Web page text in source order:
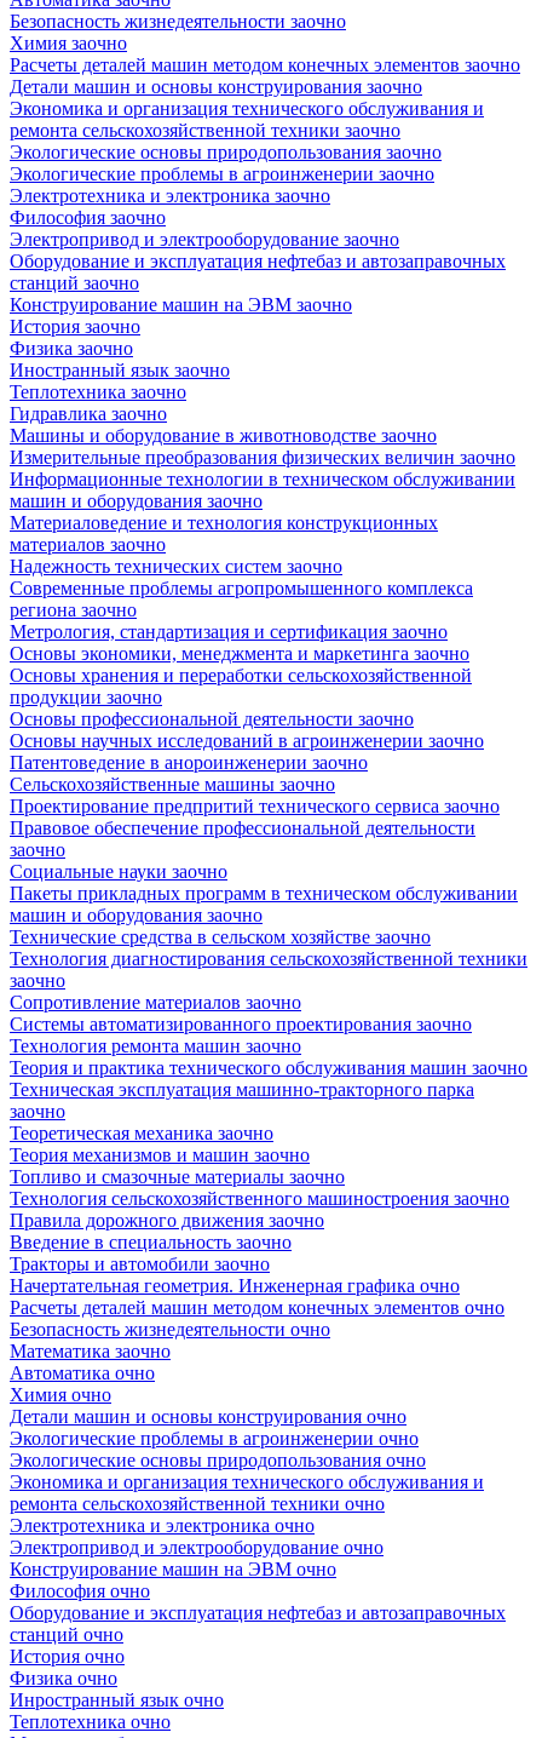
Безопасность жизнедеятельности заочно
Химия заочно
Расчеты деталей машин методом конечных элементов заочно
Детали машин и основы конструирования заочно
Экономика и организация технического обслуживания и
ремонта сельскохозяйственной техники заочно
Экологические основы природопользования заочно
Экологические проблемы в агроинженерии заочно
Электротехника и электроника заочно
Философия заочно
Электропривод и электрооборудование заочно
Оборудование и эксплуатация нефтебаз и автозаправочных
станций заочно
Конструирование машин на ЭВМ заочно
История заочно
Физика заочно
Иностранный язык заочно
Теплотехника заочно
Гидравлика заочно
Машины и оборудование в животноводстве заочно
Измерительные преобразования физических величин заочно
Информационные технологии в техническом обслуживании
машин и оборудования заочно
Материаловедение и технология конструкционных
материалов заочно
Надежность технических систем заочно
Современные проблемы агропромышенного комплекса
региона заочно
Метрология, стандартизация и сертификация заочно
Основы экономики, менеджмента и маркетинга заочно
Основы хранения и переработки сельскохозяйственной
продукции заочно
Основы профессиональной деятельности заочно
Основы научных исследований в агроинженерии заочно
Патентоведение в анороинженерии заочно
Сельскохозяйственные машины заочно
Проектирование предпритий технического сервиса заочно
Правовое обеспечение профессиональной деятельности
заочно
Социальные науки заочно
Пакеты прикладных программ в техническом обслуживании
машин и оборудования заочно
Технические средства в сельском хозяйстве заочно
Технология диагностирования сельскохозяйственной техники
заочно
Сопротивление материалов заочно
Системы автоматизированного проектирования заочно
Технология ремонта машин заочно
Теория и практика технического обслуживания машин заочно
Техническая эксплуатация машинно-тракторного парка
заочно
Теоретическая механика заочно
Теория механизмов и машин заочно
Топливо и смазочные материалы заочно
Технология сельскохозяйственного машиностроения заочно
Правила дорожного движения заочно
Введение в специальность заочно
Тракторы и автомобили заочно
Начертательная геометрия. Инженерная графика очно
Расчеты деталей машин методом конечных элементов очно
Безопасность жизнедеятельности очно
Математика заочно
Автоматика очно
Химия очно
Детали машин и основы конструирования очно
Экологические проблемы в агроинженерии очно
Экологические основы природопользования очно
Экономика и организация технического обслуживания и
ремонта сельскохозяйственной техники очно
Электротехника и электроника очно
Электропривод и электрооборудование очно
Конструирование машин на ЭВМ очно
Философия очно
Оборудование и эксплуатация нефтебаз и автозаправочных
станций очно
История очно
Физика очно
Инространный язык очно
Теплотехника очно